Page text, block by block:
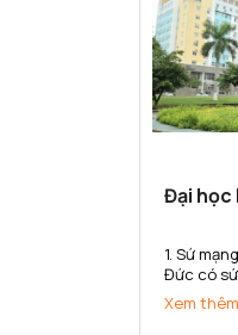
Đại học
1. Sứ
Đức có
nhân lực
thích ứng
Xem thêm